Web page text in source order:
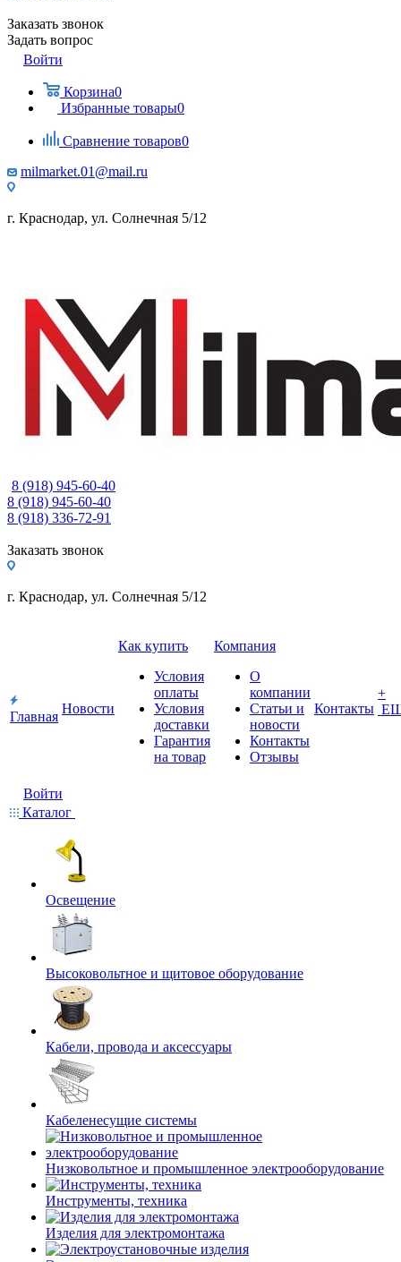
Заказать звонок
Задать вопрос
Войти
Корзина0
Избранные товары0
Сравнение товаров0
milmarket.01@mail.ru
г. Краснодар, ул. Солнечная 5/12
8 (918) 945-60-40
8 (918) 945-60-40
8 (918) 336-72-91
Заказать звонок
г. Краснодар, ул. Солнечная 5/12
Главная
Новости
Как купить
Условия
оплаты
Условия
доставки
Гарантия
на товар
Компания
О
компании
Статьи и
новости
Контакты
Отзывы
Контакты
+
Войти
Каталог
Освещение
Высоковольтное и щитовое оборудование
Кабели, провода и аксессуары
Кабеленесущие системы
Низковольтное и промышленное электрооборудование
Инструменты, техника
Изделия для электромонтажа